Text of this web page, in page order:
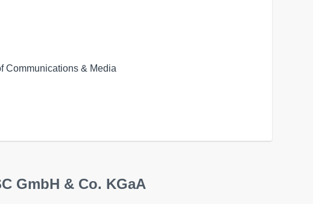
Communications & Media
GmbH & Co. KGaA